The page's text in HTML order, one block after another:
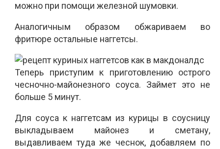
можно при помощи железной шумовки.
Аналогичным образом обжариваем во
фритюре остальные наггетсы.
Теперь приступим к приготовлению острого
чесночно-майонезного соуса. Займет это не
больше 5 минут.
Для соуса к наггетсам из курицы в соусницу
выкладываем майонез и сметану,
выдавливаем туда же чеснок, добавляем по